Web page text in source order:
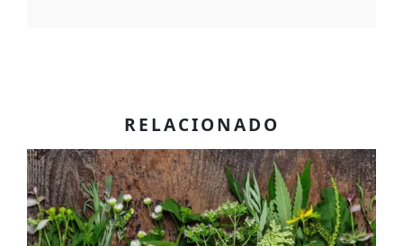
RELACIONADO